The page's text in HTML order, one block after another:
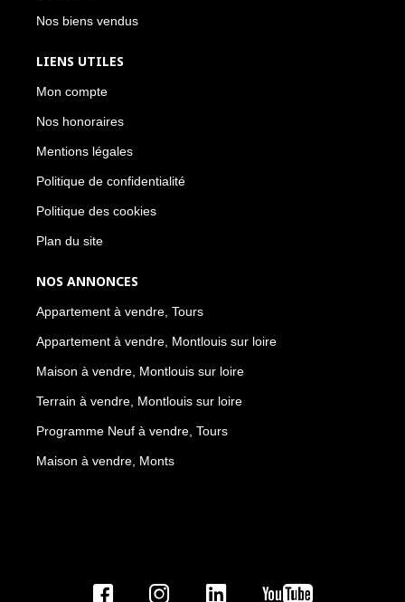
Nos biens vendus
LIENS UTILES
Mon compte
Nos honoraires
Mentions légales
Politique de confidentialité
Politique des cookies
Plan du site
NOS ANNONCES
Appartement à vendre, Tours
Appartement à vendre, Montlouis sur loire
Maison à vendre, Montlouis sur loire
Terrain à vendre, Montlouis sur loire
Programme Neuf à vendre, Tours
Maison à vendre, Monts